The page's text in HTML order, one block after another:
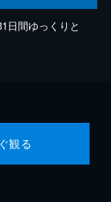
日間ゆっくりと
観る